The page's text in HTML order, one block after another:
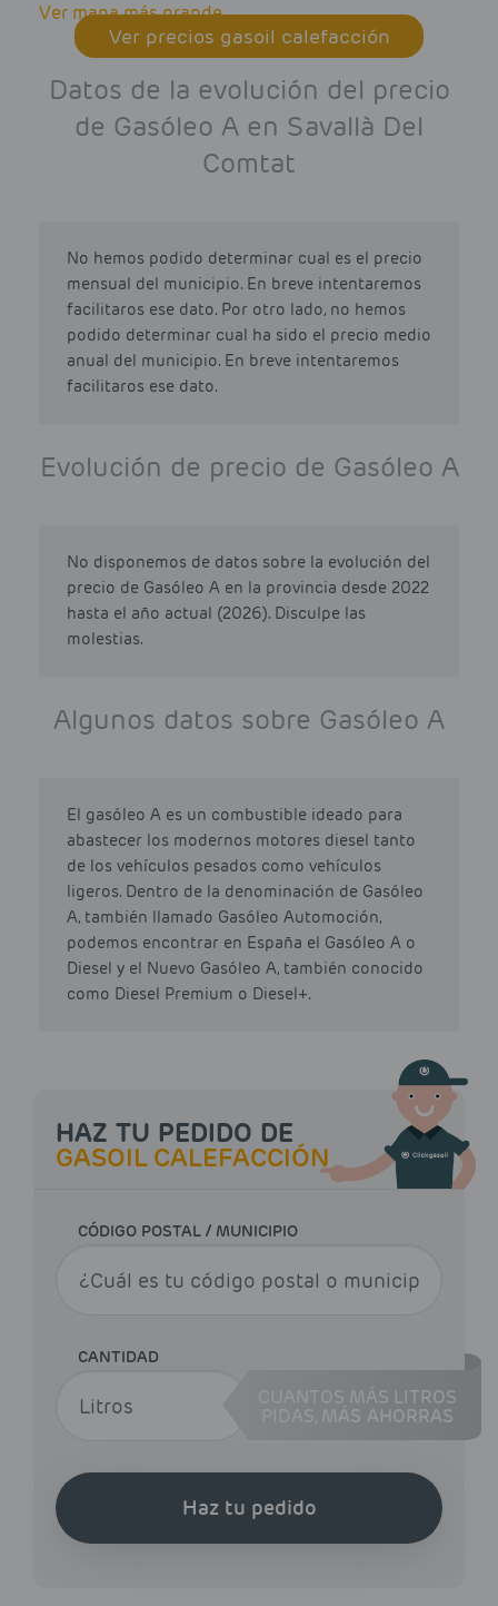
Ver mapa más grande
Ver precios gasoil calefacción
Datos de la evolución del precio
de Gasóleo A en Savallà Del
Comtat
No hemos podido determinar cual es el precio
mensual del municipio. En breve intentaremos
facilitaros ese dato. Por otro lado, no hemos
podido determinar cual ha sido el precio medio
anual del municipio. En breve intentaremos
facilitaros ese dato.
Evolución de precio de Gasóleo A
No disponemos de datos sobre la evolución del
precio de Gasóleo A en la provincia desde 2022
hasta el año actual (2026). Disculpe las
molestias.
Algunos datos sobre Gasóleo A
El gasóleo A es un combustible ideado para
abastecer los modernos motores diesel tanto
de los vehículos pesados como vehículos
ligeros. Dentro de la denominación de Gasóleo
A, también llamado Gasóleo Automoción,
podemos encontrar en España el Gasóleo A o
Diesel y el Nuevo Gasóleo A, también conocido
como Diesel Premium o Diesel+.
HAZ TU PEDIDO DE
GASOIL CALEFACCIÓN
CÓDIGO POSTAL / MUNICIPIO
CANTIDAD
CUANTOS MÁS LITROS
MÁS AHORRAS
Haz tu pedido